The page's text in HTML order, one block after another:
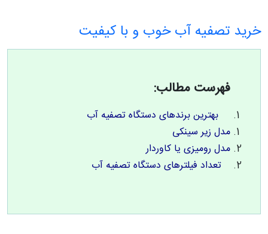
خرید تصفیه آب خوب و با کیفیت
فهرست مطالب:
بهترین برندهای دستگاه تصفیه آب
مدل زیر سینکی
مدل رومیزی یا کاوردار
تعداد فیلترهای دستگاه تصفیه آب